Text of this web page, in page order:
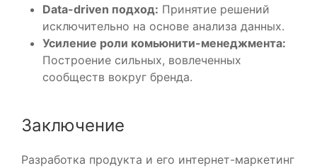
Data-driven подход: Принятие решений
исключительно на основе анализа данных.
Усиление роли комьюнити-менеджмента:
Построение сильных, вовлеченных
сообществ вокруг бренда.
Заключение
Разработка продукта и его интернет-маркетинг